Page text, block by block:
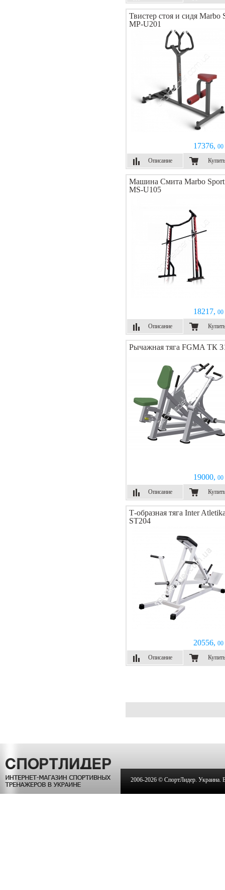
Твистер стоя и сидя Marbo
MP-U201
17376, 00
Описание
Купить
Машина Смита Marbo Sport
MS-U105
18217, 00
Описание
Купить
Рычажная тяга FGMA ТК
19000, 00
Описание
Купить
Т-образная тяга Inter
ST204
20556, 00
Описание
Купить
2006-2026 © СпортЛидер. Украина.